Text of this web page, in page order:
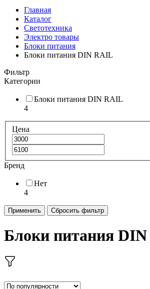
Главная
Каталог
Светотехника
Электро товары
Блоки питания
Блоки питания DIN RAIL
Фильтр
Категории
Блоки питания DIN RAIL
4
Цена
Бренд
Нет
4
Применить Сбросить фильтр
Блоки питания